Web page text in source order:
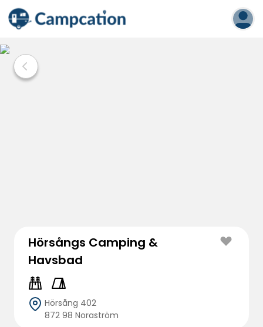
Hörsångs Camping &
Havsbad
Hörsång 402
872 98 Noraström